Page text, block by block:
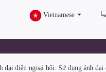
Vietnamese
diện ngoại hối. Sử dụng ảnh đại